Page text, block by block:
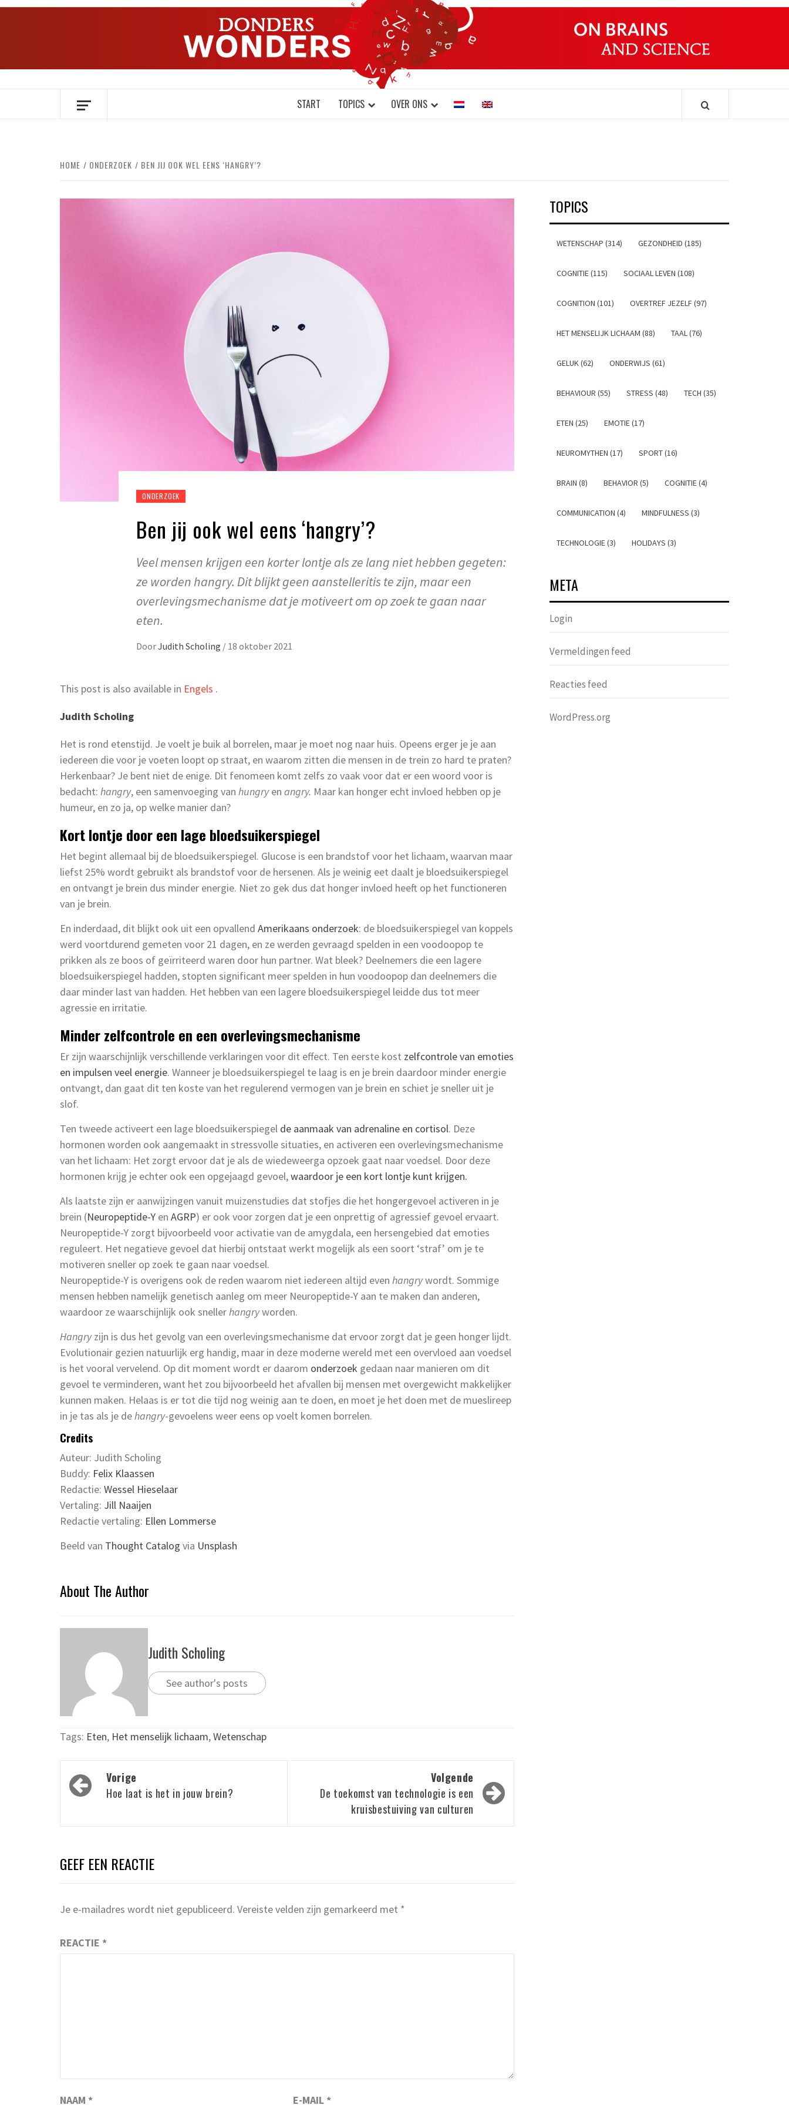
Ga
DONDERS WONDERS
OVER HERSENEN EN WETENSCHAP // ON BRAINS AND SCIENCE
START TOPICS OVER ONS
HOME ONDERZOEK BEN JIJ OOK WEL EENS ‘HANGRY’?
ONDERZOEK
Ben jij ook wel eens ‘hangry’?
Veel mensen krijgen een korter lontje als ze lang niet hebben gegeten:
ze worden hangry. Dit blijkt geen aanstelleritis te zijn, maar een
overlevingsmechanisme dat je motiveert om op zoek te gaan naar
eten.
DoorJudith Scholing / 18 oktober 2021
This post is also available in Engels .
Judith Scholing
Het is rond etenstijd. Je voelt je buik al borrelen, maar je moet nog naar huis. Opeens erger je je aan
iedereen die voor je voeten loopt op straat, en waarom zitten die mensen in de trein zo hard te praten?
Herkenbaar? Je bent niet de enige. Dit fenomeen komt zelfs zo vaak voor dat er een woord voor is
bedacht: hangry, een samenvoeging van hungryen angry. Maar kan honger echt invloed hebben op je
humeur, en zo ja, op welke manier dan?
Kort lontje door een lage bloedsuikerspiegel
Het begint allemaal bij de bloedsuikerspiegel. Glucose is een brandstof voor het lichaam, waarvan maar
liefst 25% wordt gebruikt als brandstof voor de hersenen. Als je weinig eet daalt je bloedsuikerspiegel
en ontvangt je brein dus minder energie. Niet zo gek dus dat honger invloed heeft op het functioneren
van je brein.
En inderdaad, dit blijkt ook uit een opvallend Amerikaans onderzoek: de bloedsuikerspiegel van koppels
werd voortdurend gemeten voor 21 dagen, en ze werden gevraagd spelden in een voodoopop te
prikken als ze boos of geïrriteerd waren door hun partner. Wat bleek? Deelnemers die een lagere
bloedsuikerspiegel hadden, stopten significant meer spelden in hun voodoopop dan deelnemers die
daar minder last van hadden. Het hebben van een lagere bloedsuikerspiegel leidde dus tot meer
agressie en irritatie.
Minder zelfcontrole en een overlevingsmechanisme
Er zijn waarschijnlijk verschillende verklaringen voor dit effect. Ten eerste kost zelfcontrole van emoties
en impulsen veel energie. Wanneer je bloedsuikerspiegel te laag is en je brein daardoor minder energie
ontvangt, dan gaat dit ten koste van het regulerend vermogen van je brein en schiet je sneller uit je
slof.
Ten tweede activeert een lage bloedsuikerspiegel de aanmaak van adrenaline en cortisol. Deze
hormonen worden ook aangemaakt in stressvolle situaties, en activeren een overlevingsmechanisme
van het lichaam: Het zorgt ervoor dat je als de wiedeweerga opzoek gaat naar voedsel. Door deze
hormonen krijg je echter ook een opgejaagd gevoel,waardoor je een kort lontje kunt krijgen.
Als laatste zijn er aanwijzingen vanuit muizenstudies dat stofjes die het hongergevoel activeren in je
brein (Neuropeptide-Y en AGRP) er ook voor zorgen dat je een onprettig of agressief gevoel ervaart.
Neuropeptide-Y zorgt bijvoorbeeld voor activatie van de amygdala, een hersengebied dat emoties
reguleert. Het negatieve gevoel dat hierbij ontstaat werkt mogelijk als een soort ‘straf’ om je te
motiveren sneller op zoek te gaan naar voedsel.
Neuropeptide-Y is overigens ook de reden waarom niet iedereen altijd even hangrywordt. Sommige
mensen hebben namelijk genetisch aanleg om meer Neuropeptide-Y aan te maken dan anderen,
waardoor ze waarschijnlijk ook snellerhangryworden.
Hangryzijn is dus het gevolg van een overlevingsmechanisme dat ervoor zorgt dat je geen honger lijdt.
Evolutionair gezien natuurlijk erg handig, maar in deze moderne wereld met een overvloed aan voedsel
is het vooral vervelend. Op dit moment wordt er daarom onderzoek gedaan naar manieren om dit
gevoel te verminderen, want het zou bijvoorbeeld het afvallen bij mensen met overgewicht makkelijker
kunnen maken. Helaas is er tot die tijd nog weinig aan te doen, en moet je het doen met de mueslireep
in je tas als je dehangry-gevoelens weer eens op voelt komen borrelen.
Credits
Auteur: Judith Scholing
Buddy: Felix Klaassen
Redactie: Wessel Hieselaar
Vertaling: Jill Naaijen
Redactie vertaling: Ellen Lommerse
Beeld van Thought Catalog via Unsplash
About The Author
Judith Scholing
See author's posts
Tags: Eten, Het menselijk lichaam,Wetenschap
Bericht
navigatie
Vorige
Hoe laat is het in jouw brein?
Volgende
De toekomst van technologie is een
kruisbestuiving van culturen
GEEF EEN REACTIE
Je e-mailadres wordt niet gepubliceerd. Vereiste velden zijn gemarkeerd met *
REACTIE *
NAAM * E-MAIL *
TOPICS
WETENSCHAP (314) GEZONDHEID (185)
COGNITIE (115) SOCIAAL LEVEN (108)
COGNITION (101) OVERTREF JEZELF (97)
HET MENSELIJK LICHAAM (88) TAAL (76)
GELUK (62) ONDERWIJS (61)
BEHAVIOUR (55) STRESS (48) TECH (35)
ETEN (25) EMOTIE (17)
NEUROMYTHEN (17) SPORT (16)
BRAIN (8) BEHAVIOR (5) COGNITIE (4)
COMMUNICATION (4) MINDFULNESS (3)
TECHNOLOGIE (3) HOLIDAYS (3)
META
Login
Vermeldingen feed
Reacties feed
WordPress.org